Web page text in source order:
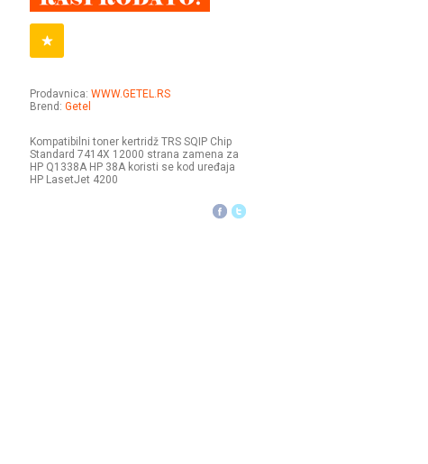
Prodavnica: WWW.GETEL.RS
Brend: Getel
Kompatibilni toner kertridž TRS SQIP Chip
Standard 7414X 12000 strana zamena za
HP Q1338A HP 38A koristi se kod uređaja
HP LasetJet 4200